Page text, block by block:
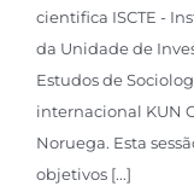
cientifica ISCTE -
da Unidade de
Estudos de
internacional KUN
Noruega. Esta
objetivos [...]